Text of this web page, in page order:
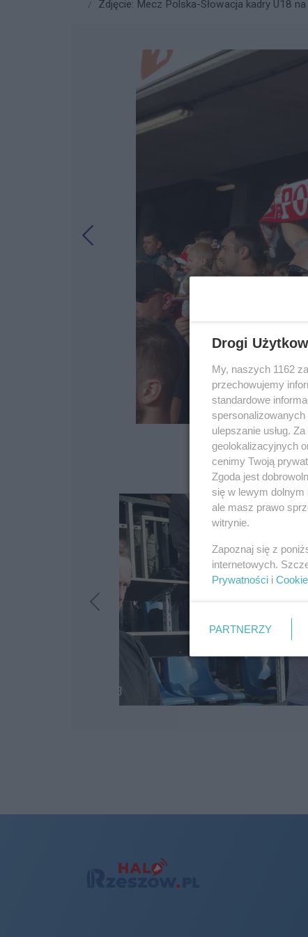
Zdjęcie: Mecz Polska-Słowacja kadry U18
Drogi
My, naszych 1162
przechowujemy
standardowe
ulepszanie usług.
geolokalizacyjnych
cenimy Twoją
Zgoda jest
się w lewym dolnym
ale masz prawo
witrynie.
Zapoznaj się z
internetowych.
Prywatności i
PARTNERZY